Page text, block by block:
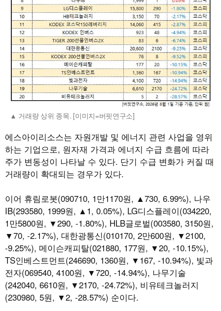
거래량 상위 종목. [이미지=버핏연구소]
에스아이리소스는 자원개발 및 에너지 관련 사업을 영위
하는 기업으로, 원자재 가격과 에너지 수급 흐름에 따라
주가 변동성이 나타날 수 있다. 단기 수급 변화가 커질 때
거래량이 확대되는 경우가 있다.
이어 휴림로봇(090710, 1만1170원, ▲730, 6.99%), 나우
IB(293580, 1999원, ▲1, 0.05%), LG디스플레이(034220,
1만5800원, ▼290, -1.80%), HLB글로벌(003580, 3150원,
▼70, -2.17%), 대한광통신(010170, 2만600원, ▼2100,
-9.25%), 메이슨캐피탈(021880, 177원, ▼20, -10.15%),
TS인베스트먼트(246690, 1360원, ▼167, -10.94%), 빛과
전자(069540, 4100원, ▼720, -14.94%), 나무기술
(242040, 6610원, ▼2170, -24.72%), 비유테크놀러지
(230980, 5원, ▼2, -28.57%) 순이다.